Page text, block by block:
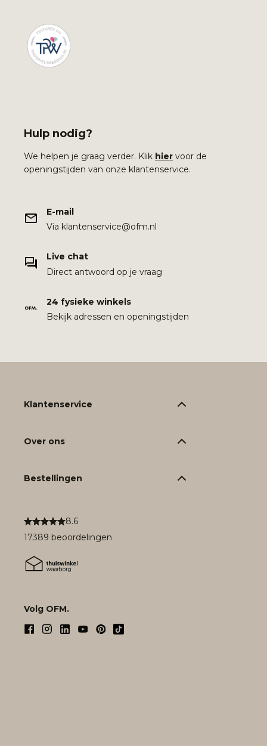
Hulp nodig?
We helpen je graag verder. Klik hier voor de
openingstijden van onze klantenservice.
E-mail
Via klantenservice@ofm.nl
Live chat
Direct antwoord op je vraag
24 fysieke winkels
Bekijk adressen en openingstijden
8.6
17389 beoordelingen
Volg OFM.
Klantenservice
Over ons
Bestellingen